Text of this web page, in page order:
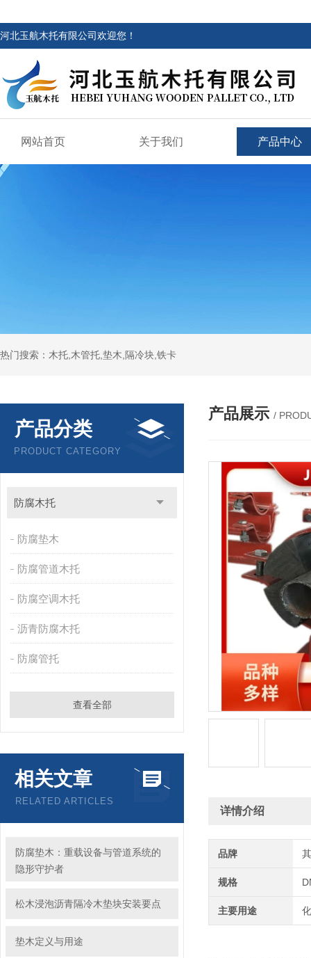
河北玉航木托有限公司欢迎您！
网站首页 关于我们 产品中心
热门搜索：木托,木管托,垫木,隔冷块,铁卡
产品分类
PRODUCT CATEGORY
防腐木托
防腐垫木
防腐管道木托
防腐空调木托
沥青防腐木托
防腐管托
查看全部
相关文章
RELATED ARTICLES
防腐垫木：重载设备与管道系统的
隐形守护者
松木浸泡沥青隔冷木垫块安装要点
垫木定义与用途
产品展示 /
详情介绍
品牌
规格
主要用途